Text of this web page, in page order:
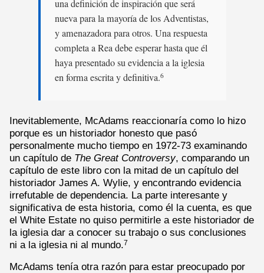
una definición de inspiración que será
nueva para la mayoría de los Adventistas,
y amenazadora para otros. Una respuesta
completa a Rea debe esperar hasta que él
haya presentado su evidencia a la iglesia
en forma escrita y definitiva.6
Inevitablemente, McAdams reaccionaría como lo hizo
porque es un historiador honesto que pasó
personalmente mucho tiempo en 1972-73 examinando
un capítulo de The Great Controversy, comparando un
capítulo de este libro con la mitad de un capítulo del
historiador James A. Wylie, y encontrando evidencia
irrefutable de dependencia. La parte interesante y
significativa de esta historia, como él la cuenta, es que
el White Estate no quiso permitirle a este historiador de
la iglesia dar a conocer su trabajo o sus conclusiones
ni a la iglesia ni al mundo. 7
McAdams tenía otra razón para estar preocupado por